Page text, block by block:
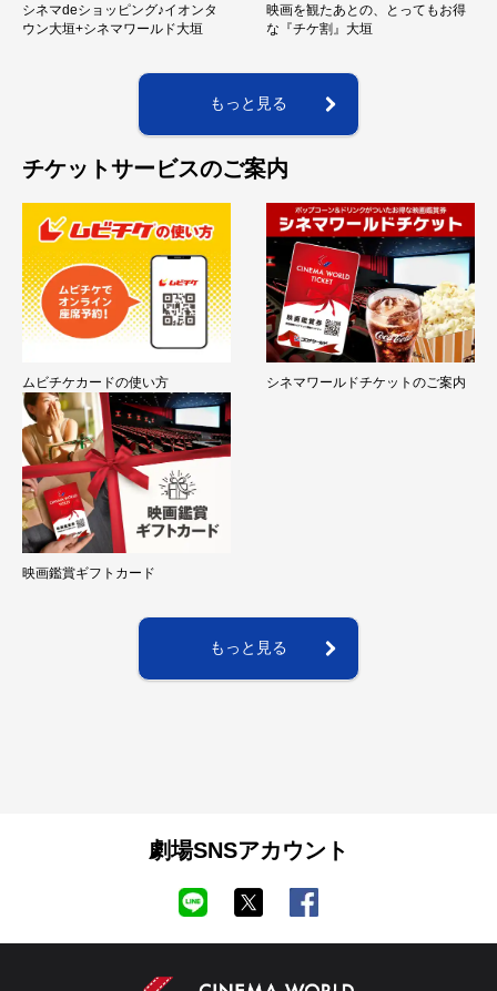
シネマdeショッピング♪イオンタ
ウン大垣+シネマワールド大垣
映画を観たあとの、とってもお得
な『チケ割』大垣
もっと見る
チケットサービスのご案内
ムビチケカードの使い方 シネマワールドチケットのご案内
映画鑑賞ギフトカード
もっと見る
劇場SNSアカウント